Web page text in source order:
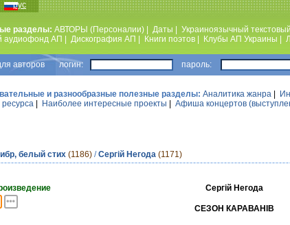
рус
разделы: АВТОРЫ (Персоналии) Даты Украиноязычный
аудиофонд АП
Дискография АП Книги поэтов Клубы АП Украины
авторов логин: пароль:
и разнообразные полезные разделы: Аналитика жанра
ресурса
Наиболее интересные проекты Афиша концертов
белый стих (1186) /Сергій Негода (1171)
Сергій Негода
СЕЗОН КАРАВАНІВ